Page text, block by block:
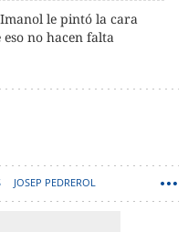
le pintó la cara
no hacen falta
JOSEP PEDREROL